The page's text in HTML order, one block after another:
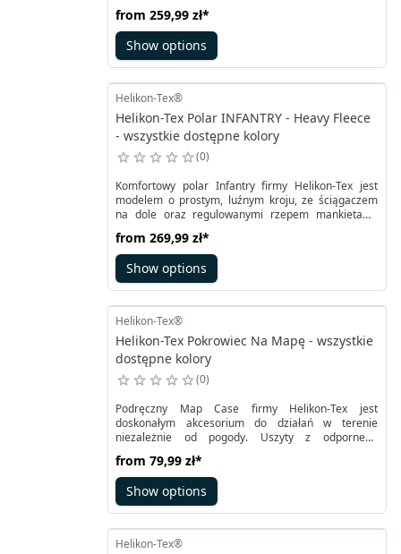
wyposażenia i zapewnia wysoki komfort podczas
treningów, pracy w terenie oraz dynamicznych
działań taktycznych. Dzięki zastosowaniu
oddychających materiałów bluza skutecznie wspiera
pomagając utrzymać komfort nawet podczas
długotrwałego wysiłku w upale.
from 259,99 zł*
Show options
Helikon-Tex®
Helikon-Tex Polar INFANTRY - Heavy Fleece
- wszystkie dostępne kolory
0
Komfortowy polar Infantry firmy Helikon-Tex jest
modelem o prostym, luźnym kroju, ze ściągaczem
na dole oraz regulowanymi rzepem mankietami.
część bluzy, kołnierz ze stójką z zewnątrz oraz
spodni fragment przedramion.
from 269,99 zł*
Show options
Helikon-Tex®
Helikon-Tex Pokrowiec Na Mapę - wszystkie
dostępne kolory
0
Podręczny Map Case firmy Helikon-Tex jest
doskonałym akcesorium do działań w terenie
niezależnie od pogody. Uszyty z odpornego
jednostronnie przezroczystą kieszeń na mapę.
Kieszeń zamykana jest na zamek YKK. Chroni mapę
przed czynnikami zewnętrznymi, umożliwiając jej
jednoczesny odczyt. Po złożeniu na pół można
from 79,99 zł*
Show options
Helikon-Tex®